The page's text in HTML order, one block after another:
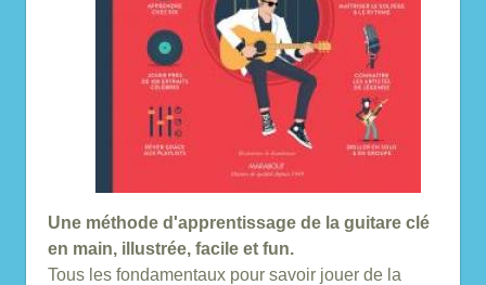
Une méthode d'apprentissage de la guitare clé
en main, illustrée, facile et fun.
Tous les fondamentaux pour savoir jouer de la